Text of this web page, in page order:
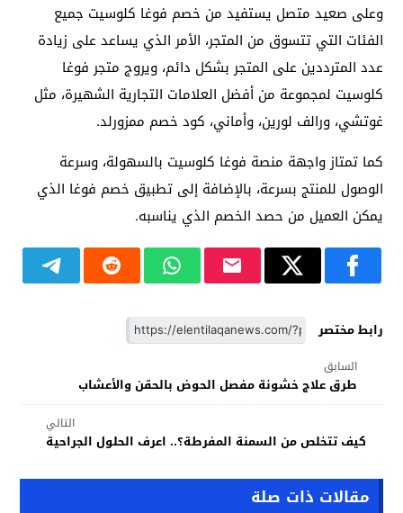
وعلى صعيد متصل يستفيد من خصم فوغا كلوسيت جميع
الفئات التي تتسوق من المتجر، الأمر الذي يساعد على زيادة
عدد المترددين على المتجر بشكل دائم، ويروج متجر فوغا
كلوسيت لمجموعة من أفضل العلامات التجارية الشهيرة، مثل
غوتشي، ورالف لورين، وأماني، كود خصم ممزورلد.
كما تمتاز واجهة منصة فوغا كلوسيت بالسهولة، وسرعة
الوصول للمنتج بسرعة، بالإضافة إلى تطبيق خصم فوغا الذي
يمكن العميل من حصد الخصم الذي يناسبه.
رابط مختصر
السابق
طرق علاج خشونة مفصل الحوض بالحقن والأعشاب
التالي
كيف تتخلص من السمنة المفرطة؟.. اعرف الحلول الجراحية
مقالات ذات صلة